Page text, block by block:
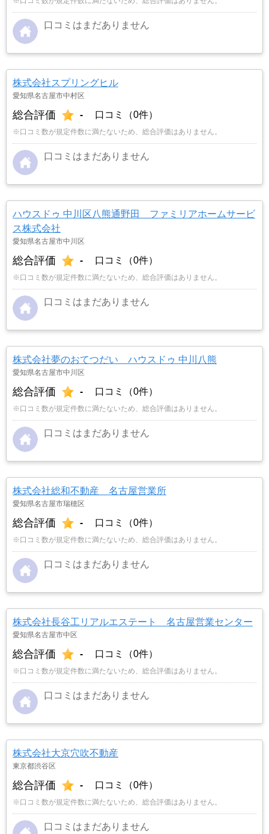
口コミはまだありません
株式会社スプリングヒル
愛知県名古屋市中村区
総合評価 - 口コミ（0件）
※口コミ数が規定件数に満たないため、総合評価はありません。
口コミはまだありません
ハウスドゥ 中川区八熊通野田 ファミリアホームサービ
ス株式会社
愛知県名古屋市中川区
総合評価 - 口コミ（0件）
※口コミ数が規定件数に満たないため、総合評価はありません。
口コミはまだありません
株式会社夢のおてつだい ハウスドゥ 中川八熊
愛知県名古屋市中川区
総合評価 - 口コミ（0件）
※口コミ数が規定件数に満たないため、総合評価はありません。
口コミはまだありません
株式会社総和不動産 名古屋営業所
愛知県名古屋市瑞穂区
総合評価 - 口コミ（0件）
※口コミ数が規定件数に満たないため、総合評価はありません。
口コミはまだありません
株式会社長谷工リアルエステート 名古屋営業センター
愛知県名古屋市中区
総合評価 - 口コミ（0件）
※口コミ数が規定件数に満たないため、総合評価はありません。
口コミはまだありません
株式会社大京穴吹不動産
東京都渋谷区
総合評価 - 口コミ（0件）
※口コミ数が規定件数に満たないため、総合評価はありません。
口コミはまだありません